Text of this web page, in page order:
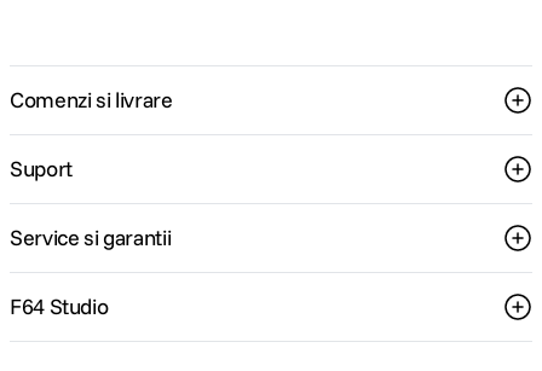
Comenzi si livrare
Suport
Service si garantii
F64 Studio